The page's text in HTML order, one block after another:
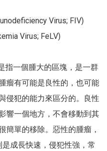
Virus; FIV)
Virus; FeLV)
指一個腫大的區塊，是一群
瘤有可能是良性的，也可能
侵犯的能力來區分的。良性
響一個地方，不會移動到其
簡單的移除。惡性的腫瘤，
成長快速，侵犯性強，常